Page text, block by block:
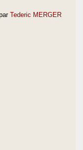
parTederic MERGER